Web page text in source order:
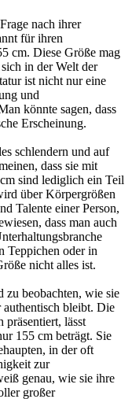
nach ihrer
für ihren
cm. Diese Größe mag
in der Welt der
ist nicht nur eine
und
könnte sagen, dass
Erscheinung.
schlendern und auf
dass sie mit
sind lediglich ein Teil
über Körpergrößen
Talente einer Person,
dass man auch
Teppichen oder in
nicht alles ist.
zu beobachten, wie sie
authentisch bleibt. Die
präsentiert, lässt
155 cm beträgt. Sie
in der oft
zur
genau, wie sie ihre
großer